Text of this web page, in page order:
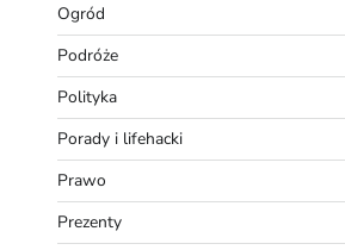
Ogród
Podróże
Polityka
Porady i lifehacki
Prawo
Prezenty